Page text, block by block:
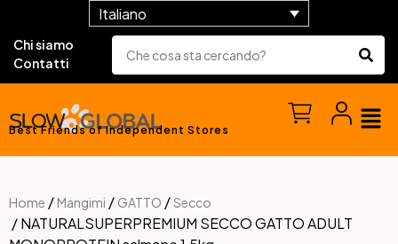
Italiano
Chi siamo
Contatti
Best Friends of Independent Stores
Home / Mangimi / GATTO /Secco
/ NATURALSUPERPREMIUM SECCO GATTO ADULT